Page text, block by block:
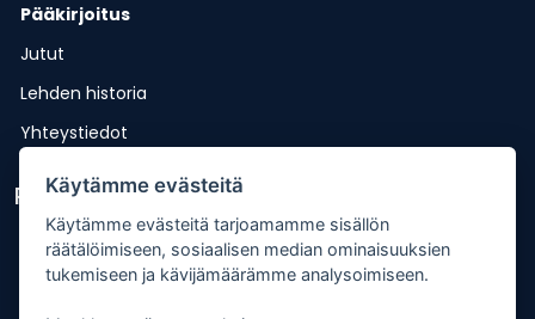
Pääkirjoitus
Jutut
Lehden historia
Yhteystiedot
Pikalinkit
Lähetä uutisvinkki
Kopiointiohje
Käytämme evästeitä
Käytämme evästeitä tarjoamamme sisällön
räätälöimiseen, sosiaalisen median ominaisuuksien
tukemiseen ja kävijämäärämme analysoimiseen.